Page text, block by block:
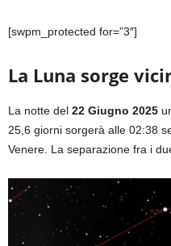
[swpm_protected for=”3″]
La Luna sorge
La notte del 22 Giugno 2025
25,6 giorni sorgerà alle 02:38
Venere. La separazione fra i